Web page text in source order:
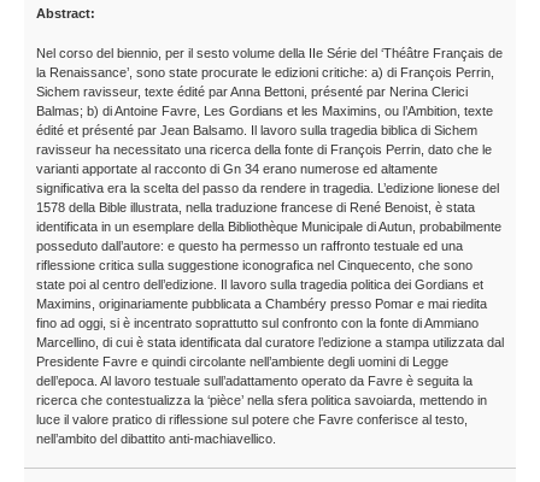
Abstract:
Nel corso del biennio, per il sesto volume della IIe Série del ‘Théâtre Français de
la Renaissance’, sono state procurate le edizioni critiche: a) di François Perrin,
Sichem ravisseur, texte édité par Anna Bettoni, présenté par Nerina Clerici
Balmas; b) di Antoine Favre, Les Gordians et les Maximins, ou l’Ambition, texte
édité et présenté par Jean Balsamo. Il lavoro sulla tragedia biblica di Sichem
ravisseur ha necessitato una ricerca della fonte di François Perrin, dato che le
varianti apportate al racconto di Gn 34 erano numerose ed altamente
significativa era la scelta del passo da rendere in tragedia. L’edizione lionese del
1578 della Bible illustrata, nella traduzione francese di René Benoist, è stata
identificata in un esemplare della Bibliothèque Municipale di Autun, probabilmente
posseduto dall’autore: e questo ha permesso un raffronto testuale ed una
riflessione critica sulla suggestione iconografica nel Cinquecento, che sono
state poi al centro dell’edizione. Il lavoro sulla tragedia politica dei Gordians et
Maximins, originariamente pubblicata a Chambéry presso Pomar e mai riedita
fino ad oggi, si è incentrato soprattutto sul confronto con la fonte di Ammiano
Marcellino, di cui è stata identificata dal curatore l’edizione a stampa utilizzata dal
Presidente Favre e quindi circolante nell’ambiente degli uomini di Legge
dell’epoca. Al lavoro testuale sull’adattamento operato da Favre è seguita la
ricerca che contestualizza la ‘pièce’ nella sfera politica savoiarda, mettendo in
luce il valore pratico di riflessione sul potere che Favre conferisce al testo,
nell’ambito del dibattito anti-machiavellico.